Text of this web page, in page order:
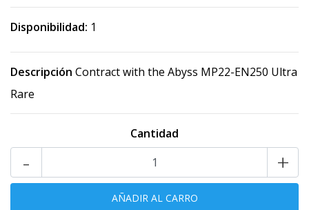
Disponibilidad: 1
Descripción Contract with the Abyss MP22-EN250 Ultra
Rare
Cantidad
+
-